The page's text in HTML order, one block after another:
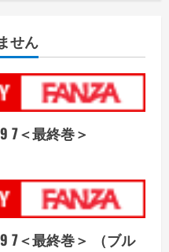
せん
7＜最終巻＞
7＜最終巻＞ （ブル